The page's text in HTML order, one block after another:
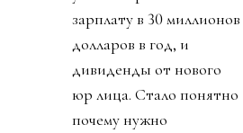
зарплату в 30 миллионов
долларов в год, и
дивиденды от нового
юр лица. Стало понятно
почему нужно